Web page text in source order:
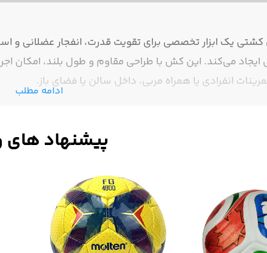
یک ابزار تخصصی برای تقویت قدرت، انفجار عضلانی و
می‌کند. این کش با طراحی مقاوم و طول بلند، امکان
انفرادی یا همراه مربی، داخل سالن یا فضای باز.
ادامه مطلب